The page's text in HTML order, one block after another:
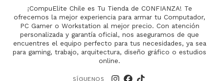
¡CompuElite Chile es Tu Tienda de CONFIANZA! Te
ofrecemos la mejor experiencia para armar tu Computador,
PC Gamer o Workstation al mejor precio. Con atención
personalizada y garantía oficial, nos aseguramos de que
encuentres el equipo perfecto para tus necesidades, ya sea
para gaming, trabajo, arquitectura, diseño gráfico o estudios
online.
SÍGUENOS